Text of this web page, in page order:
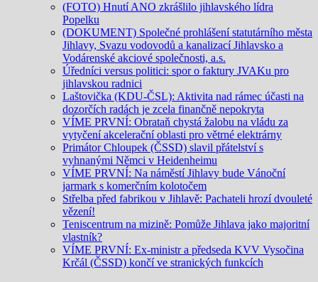
(FOTO) Hnutí ANO zkrášlilo jihlavského lídra
Popelku
(DOKUMENT) Společné prohlášení statutárního města
Jihlavy, Svazu vodovodů a kanalizací Jihlavsko a
Vodárenské akciové společnosti, a.s.
Úředníci versus politici: spor o faktury JVAKu pro
jihlavskou radnici
Laštovička (KDU-ČSL): Aktivita nad rámec účasti na
dozorčích radách je zcela finančně nepokryta
VÍME PRVNÍ: Obrataň chystá žalobu na vládu za
vytyčení akcelerační oblasti pro větrné elektrárny
Primátor Chloupek (ČSSD) slavil přátelství s
vyhnanými Němci v Heidenheimu
VÍME PRVNÍ: Na náměstí Jihlavy bude Vánoční
jarmark s komerčním kolotočem
Střelba před fabrikou v Jihlavě: Pachateli hrozí dvouleté
vězení!
Teniscentrum na mizině: Pomůže Jihlava jako majoritní
vlastník?
VÍME PRVNÍ: Ex-ministr a předseda KVV Vysočina
Krčál (ČSSD) končí ve stranických funkcích